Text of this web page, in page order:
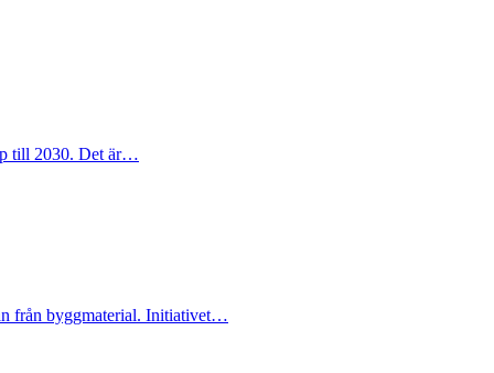
till 2030. Det är…
från byggmaterial. Initiativet…